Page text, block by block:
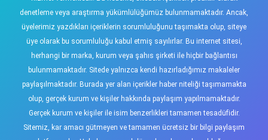
denetleme veya araştırma yükümlülüğümüz bulunmamaktadır. Ancak,
üyelerimiz yazdıkları içeriklerin sorumluluğunu taşımakta olup, siteye
üye olarak bu sorumluluğu kabul etmiş sayılırlar. Bu internet sitesi,
herhangi bir marka, kurum veya şahıs şirketi ile hiçbir bağlantısı
bulunmamaktadır. Sitede yalnızca kendi hazırladığımız makaleler
paylaşılmaktadır. Burada yer alan içerikler haber niteliği taşımamakta
olup, gerçek kurum ve kişiler hakkında paylaşım yapılmamaktadır.
Gerçek kurum ve kişiler ile isim benzerlikleri tamamen tesadüfidir.
Sitemiz, kar amacı gütmeyen ve tamamen ücretsiz bir bilgi paylaşım